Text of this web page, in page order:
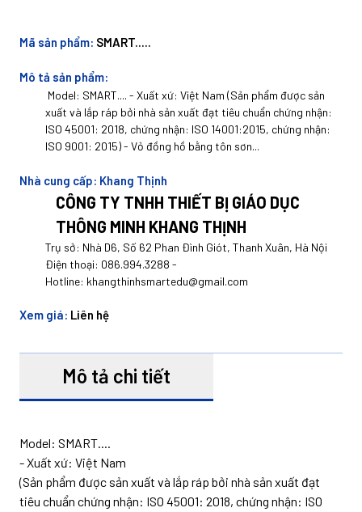
Mã sản phẩm: SMART.....
Mô tả sản phẩm:
Model: SMART.... - Xuất xứ: Việt Nam (Sản phẩm được sản
xuất và lắp ráp bởi nhà sản xuất đạt tiêu chuẩn chứng nhận:
ISO 45001: 2018, chứng nhận: ISO 14001:2015, chứng nhận:
ISO 9001: 2015) - Vỏ đồng hồ bằng tôn sơn...
Nhà cung cấp: Khang Thịnh
CÔNG TY TNHH THIẾT BỊ GIÁO DỤC
THÔNG MINH KHANG THỊNH
Trụ sở: Nhà D6, Số 62 Phan Đình Giót, Thanh Xuân, Hà Nội
Điện thoại: 086.994.3288 -
Hotline: khangthinhsmartedu@gmail.com
Xem giá: Liên hệ
Mô tả chi tiết
Model: SMART....
- Xuất xứ: Việt Nam
(Sản phẩm được sản xuất và lắp ráp bởi nhà sản xuất đạt
tiêu chuẩn chứng nhận: ISO 45001: 2018, chứng nhận: ISO